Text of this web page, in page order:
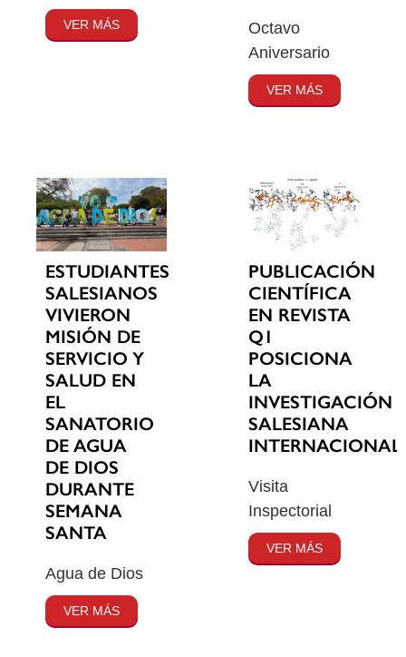
VER MÁS
Octavo
Aniversario
VER MÁS
ESTUDIANTES
SALESIANOS
VIVIERON
MISIÓN DE
SERVICIO Y
SALUD EN
EL
SANATORIO
DE AGUA
DE DIOS
DURANTE
SEMANA
SANTA
Agua de Dios
VER MÁS
PUBLICACIÓN
CIENTÍFICA
EN REVISTA
Q1
POSICIONA
LA
INVESTIGACIÓN
SALESIANA
Visita
Inspectorial
VER MÁS